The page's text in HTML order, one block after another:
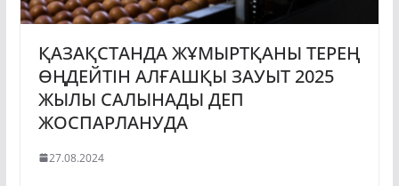
ҚАЗАҚСТАНДА ЖҰМЫРТҚАНЫ ТЕРЕҢ
ӨҢДЕЙТІН АЛҒАШҚЫ ЗАУЫТ 2025
ЖЫЛЫ САЛЫНАДЫ ДЕП
ЖОСПАРЛАНУДА
27.08.2024